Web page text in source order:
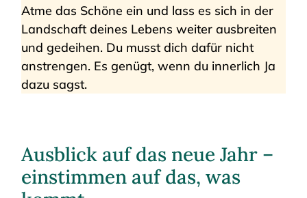
Atme das Schöne ein und lass es sich in der
Landschaft deines Lebens weiter ausbreiten
und gedeihen. Du musst dich dafür nicht
anstrengen. Es genügt, wenn du innerlich Ja
dazu sagst.
Ausblick auf das neue Jahr –
einstimmen auf das, was